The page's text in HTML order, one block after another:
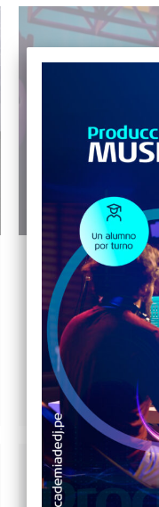
EVENTO REAL
NOCHE
ACTIVIDADES,
13 de octubre de 2023
Nuestros
Plaza en su